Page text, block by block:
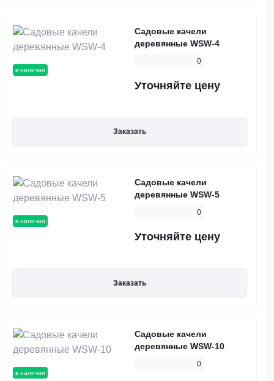
в наличии
Садовые качели
деревянные WSW-4
0
Уточняйте цену
Заказать
в наличии
Садовые качели
деревянные WSW-5
0
Уточняйте цену
Заказать
в наличии
Садовые качели
деревянные WSW-10
0